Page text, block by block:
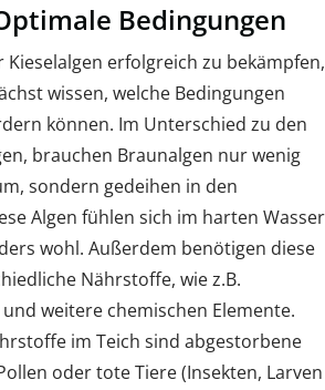
Bedingungen
erfolgreich zu bekämpfen,
wissen, welche Bedingungen
können. Im Unterschied zu den
brauchen Braunalgen nur wenig
sondern gedeihen in den
Algen fühlen sich im harten Wasser
wohl. Außerdem benötigen diese
Nährstoffe, wie z.B.
weitere chemischen Elemente.
im Teich sind abgestorbene
oder tote Tiere (Insekten, Larven